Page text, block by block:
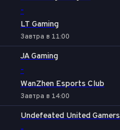
-
LT Gaming
Завтра в 11:00
JA Gaming
-
WanZhen Esports Club
Завтра в 14:00
Undefeated United Gamers